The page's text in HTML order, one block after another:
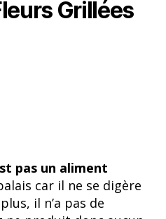
Grillées
pas un aliment
car il ne se digère
il n’a pas de